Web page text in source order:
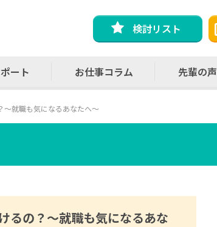
検討リスト
ート お仕事コラム 先輩の声
～就職も気になるあなたへ～
るの？～就職も気になるあな